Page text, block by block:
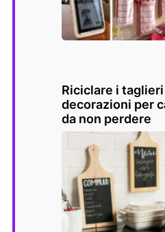
Riciclare i
decorazioni per
da non perdere